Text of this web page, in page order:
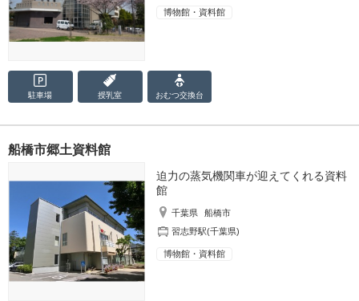
博物館・資料館
駐車場 授乳室 おむつ交換台
船橋市郷土資料館
迫力の蒸気機関車が迎えてくれる資料
館
千葉県
船橋市
習志野駅(千葉県)
博物館・資料館